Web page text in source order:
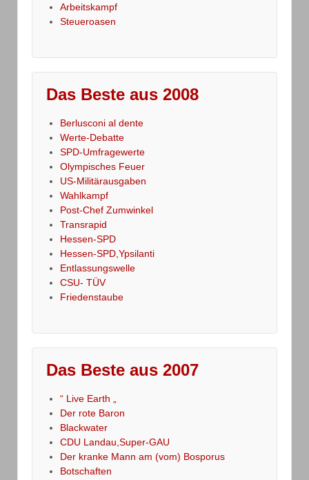
Arbeitskampf
Steueroasen
Das Beste aus 2008
Berlusconi al dente
Werte-Debatte
SPD-Umfragewerte
Olympisches Feuer
US-Militärausgaben
Wahlkampf
Post-Chef Zumwinkel
Transrapid
Hessen-SPD
Hessen-SPD,Ypsilanti
Entlassungswelle
CSU- TÜV
Friedenstaube
Das Beste aus 2007
“ Live Earth „
Der rote Baron
Blackwater
CDU Landau,Super-GAU
Der kranke Mann am (vom) Bosporus
Botschaften